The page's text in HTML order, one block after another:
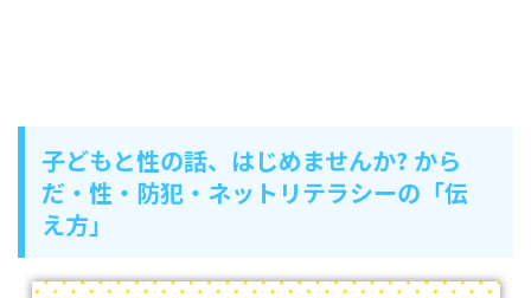
子どもと性の話、はじめませんか? から
だ・性・防犯・ネットリテラシーの「伝
え方」